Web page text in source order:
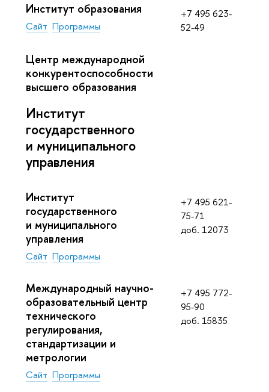
Институт образования
Сайт Программы
+7 495 623-
52-49
Центр международной
конкурентоспособности
высшего образования
Институт
государственного
и муниципального
управления
Институт
государственного
и муниципального
управления
Сайт Программы
+7 495 621-
75-71
доб. 12073
Международный научно-
образовательный центр
технического
регулирования,
стандартизации и
метрологии
Сайт Программы
+7 495 772-
95-90
доб. 15835